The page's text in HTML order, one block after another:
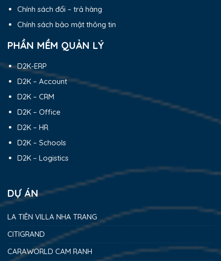
Chính sách đổi – trả hàng
Chính sách bảo mật thông tin
PHẦN MỀM QUẢN LÝ
D2K-ERP
D2K – Account
D2K – CRM
D2K – Office
D2K – HR
D2K – Schools
D2K – Logistics
DỰ ÁN
LA TIÊN VILLA NHA TRANG
CITIGRAND
CARAWORLD CAM RANH